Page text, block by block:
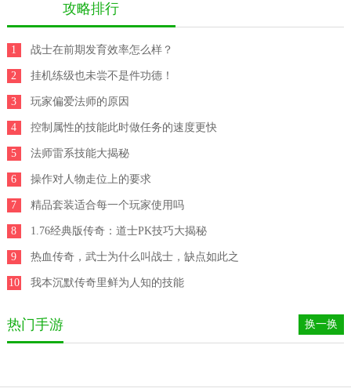
攻略排行
1 战士在前期发育效率怎么样？
2 挂机练级也未尝不是件功德！
3 玩家偏爱法师的原因
4 控制属性的技能此时做任务的速度更快
5 法师雷系技能大揭秘
6 操作对人物走位上的要求
7 精品套装适合每一个玩家使用吗
8 1.76经典版传奇：道士PK技巧大揭秘
9 热血传奇，武士为什么叫战士，缺点如此之
多，为何还有这么多人玩
10 我本沉默传奇里鲜为人知的技能
热门手游 换一换